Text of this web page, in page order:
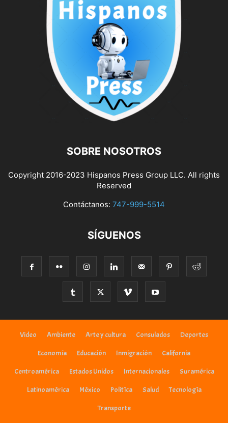
SOBRE NOSOTROS
Copyright 2016-2023 Hispanos Press Group LLC. All rights
Reserved
Contáctanos: 747-999-5514
SÍGUENOS
Video Ambiente Arte y cultura Consulados Deportes
Economía Educación Inmigración California
Centroamérica Estados Unidos Internacionales Suramérica
Latinoamérica México Politíca Salud Tecnología
Transporte